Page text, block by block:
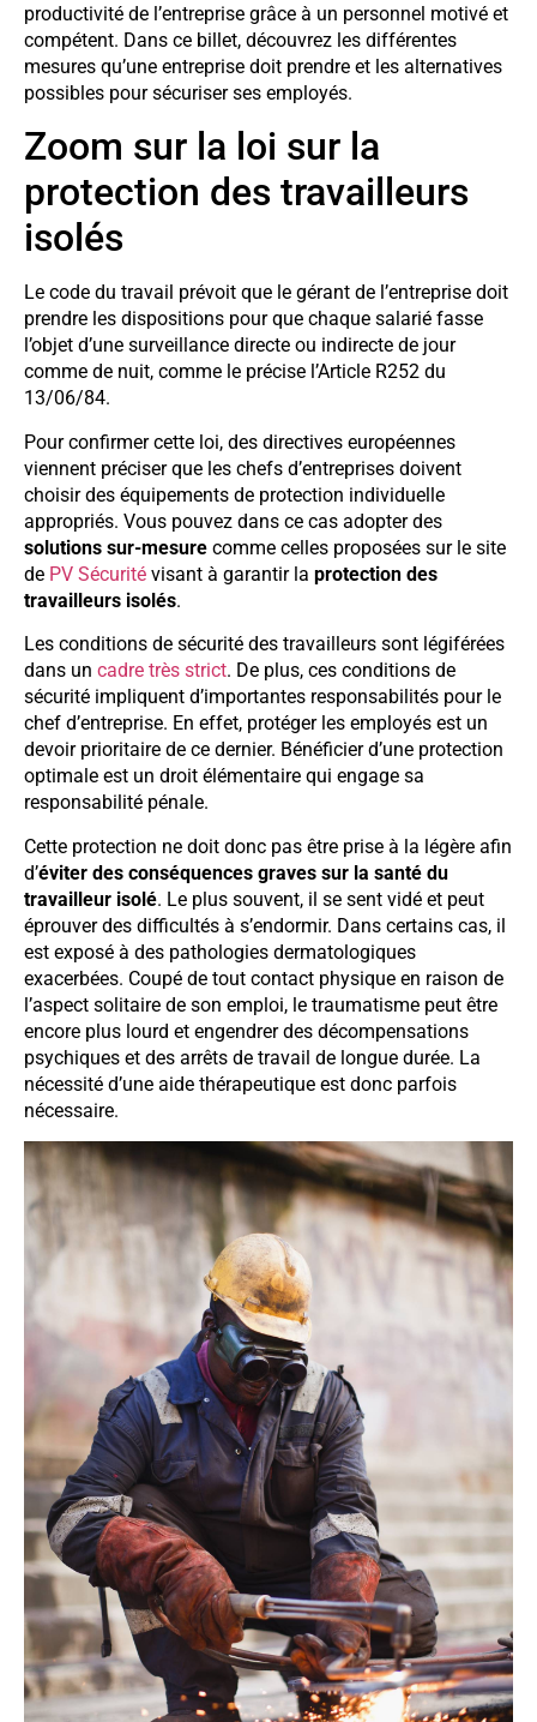
productivité de l’entreprise grâce à un personnel motivé et
compétent. Dans ce billet, découvrez les différentes
mesures qu’une entreprise doit prendre et les alternatives
possibles pour sécuriser ses employés.
Zoom sur la loi sur la
protection des travailleurs
isolés
Le code du travail prévoit que le gérant de l’entreprise doit
prendre les dispositions pour que chaque salarié fasse
l’objet d’une surveillance directe ou indirecte de jour
comme de nuit, comme le précise l’Article R252 du
13/06/84.
Pour confirmer cette loi, des directives européennes
viennent préciser que les chefs d’entreprises doivent
choisir des équipements de protection individuelle
appropriés. Vous pouvez dans ce cas adopter des
solutions sur-mesure comme celles proposées sur le site
de PV Sécurité visant à garantir la protection des
travailleurs isolés.
Les conditions de sécurité des travailleurs sont légiférées
dans un cadre très strict. De plus, ces conditions de
sécurité impliquent d’importantes responsabilités pour le
chef d’entreprise. En effet, protéger les employés est un
devoir prioritaire de ce dernier. Bénéficier d’une protection
optimale est un droit élémentaire qui engage sa
responsabilité pénale.
Cette protection ne doit donc pas être prise à la légère afin
d’éviter des conséquences graves sur la santé du
travailleur isolé. Le plus souvent, il se sent vidé et peut
éprouver des difficultés à s’endormir. Dans certains cas, il
est exposé à des pathologies dermatologiques
exacerbées. Coupé de tout contact physique en raison de
l’aspect solitaire de son emploi, le traumatisme peut être
encore plus lourd et engendrer des décompensations
psychiques et des arrêts de travail de longue durée. La
nécessité d’une aide thérapeutique est donc parfois
nécessaire.